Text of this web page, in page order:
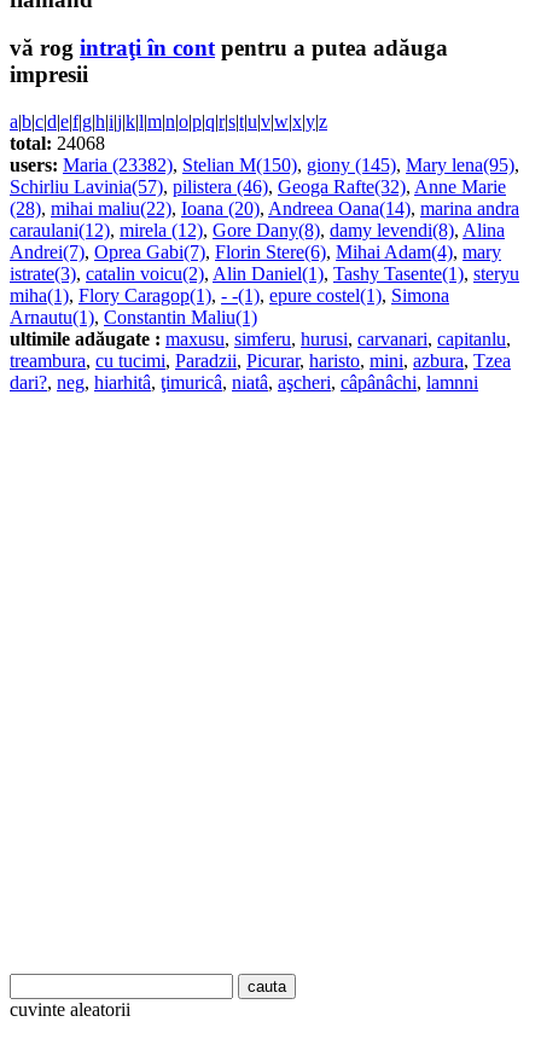
vă rog intraţi în contpentru a putea adăuga
impresii
a|b|c|d|e|f|g|h|i|j|k|l|m|n|o|p|q|r|s|t|u|v|w|x|y|z
total: 24068
users: Maria (23382), Stelian M(150), giony (145), Mary lena(95),
Schirliu Lavinia(57), pilistera (46), Geoga Rafte(32), Anne Marie
(28), mihai maliu(22), Ioana (20), Andreea Oana(14), marina andra
caraulani(12), mirela (12), Gore Dany(8), damy levendi(8), Alina
Andrei(7), Oprea Gabi(7), Florin Stere(6), Mihai Adam(4), mary
istrate(3), catalin voicu(2), Alin Daniel(1), Tashy Tasente(1), steryu
miha(1), Flory Caragop(1), - -(1), epure costel(1), Simona
Arnautu(1), Constantin Maliu(1)
ultimile adăugate : maxusu, simferu, hurusi, carvanari, capitanlu,
treambura, cu tucimi, Paradzii, Picurar, haristo, mini, azbura, Tzea
dari?, neg, hiarhitâ, ţimuricâ, niatâ, aşcheri, câpânâchi, lamnni
cuvinte aleatorii